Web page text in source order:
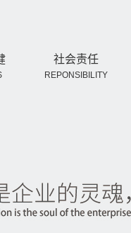
社会责任
REPONSIBILITY